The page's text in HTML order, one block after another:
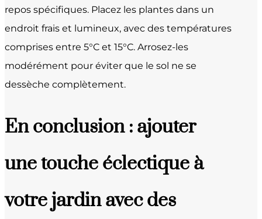
repos spécifiques. Placez les plantes dans un
endroit frais et lumineux, avec des températures
comprises entre 5°C et 15°C. Arrosez-les
modérément pour éviter que le sol ne se
dessèche complètement.
En conclusion : ajouter
une touche éclectique à
votre jardin avec des